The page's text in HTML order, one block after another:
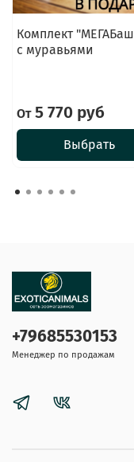
Комплект
с муравьями
От5 770 руб
Выбрать
+79685530153
Менеджер по продажам